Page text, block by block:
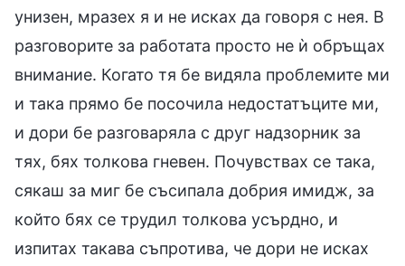
унизен, мразех я и не исках да говоря с нея. В
разговорите за работата просто не ѝ обръщах
внимание. Когато тя бе видяла проблемите ми
и така прямо бе посочила недостатъците ми,
и дори бе разговаряла с друг надзорник за
тях, бях толкова гневен. Почувствах се така,
сякаш за миг бе съсипала добрия имидж, за
който бях се трудил толкова усърдно, и
изпитах такава съпротива, че дори не исках